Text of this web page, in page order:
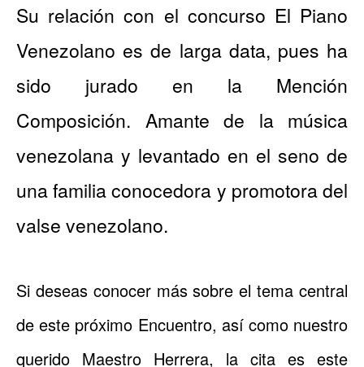
Su relación con el concurso El Piano
Venezolano es de larga data, pues ha
sido jurado en la Mención
Composición. Amante de la música
venezolana y levantado en el seno de
una familia conocedora y promotora del
valse venezolano.
Si deseas conocer más sobre el tema central
de este próximo Encuentro, así como nuestro
querido Maestro Herrera, la cita es este